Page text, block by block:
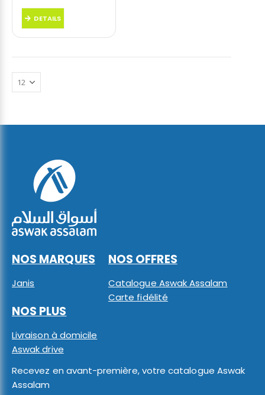
DETAILS
NOS MARQUES
Janis
NOS OFFRES
Catalogue Aswak Assalam
Carte fidélité
NOS PLUS
Livraison à domicile
Aswak drive
Recevez en avant-première, votre catalogue Aswak
Assalam